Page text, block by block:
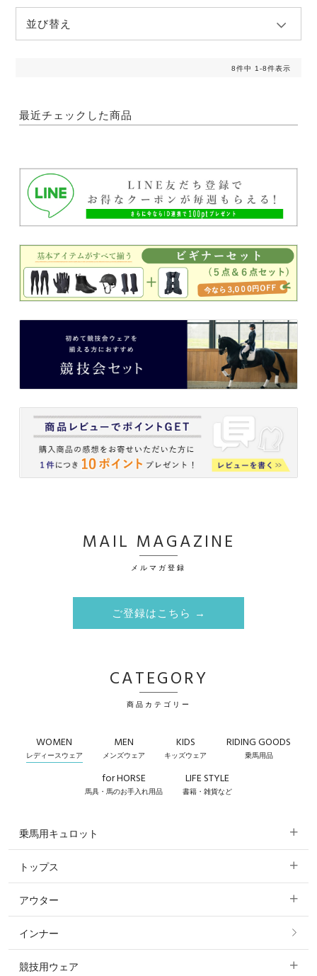
並び替え
8件中 1 -8件表示
最近チェックした商品
MAIL MAGAZINE
メルマガ登録
ご登録はこちら →
CATEGORY
商品カテゴリー
WOMEN
レディースウェア
MEN
メンズウェア
KIDS
キッズウェア
RIDING GOODS
乗馬用品
for HORSE
馬具・馬のお手入れ用品
LIFE STYLE
書籍・雑貨など
乗馬用キュロット
すべてのキュロット
フルグリップ・尻革 キュロット
ニーグリップ・膝革 キュロット
トップス
すべてのトップス
ポロシャツ
アウター
すべてのアウター
コート
インナー
競技用ウェア